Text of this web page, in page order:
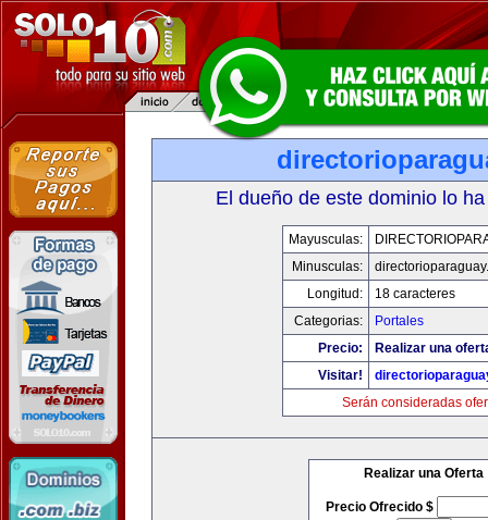
El dueño de este dominio lo
Mayusculas:
Minusculas:
Longitud:
18 caracteres
Categorias:
Portales
Precio:
Realizar una
Visitar!
Serán consideradas
Realizar una Oferta
Precio Ofrecido $